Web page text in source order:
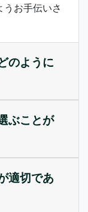
うお手伝いさ
のように
ぶことが
適切であ